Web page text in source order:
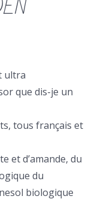
ultra
que dis-je un
tous français et
et d’amande, du
du
biologique